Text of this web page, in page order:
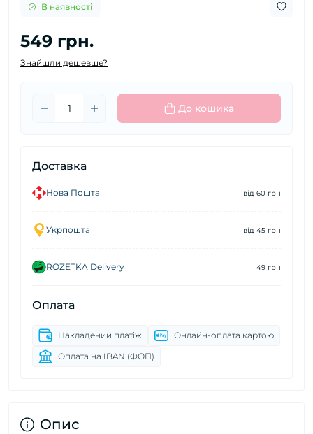
В наявності
549 грн.
Знайшли дешевше?
До кошика
Доставка
Нова Пошта від 60 грн
Укрпошта від 45 грн
ROZETKA Delivery 49 грн
Оплата
Накладений платіж
Онлайн-оплата картою
Оплата на IBAN (ФОП)
Опис